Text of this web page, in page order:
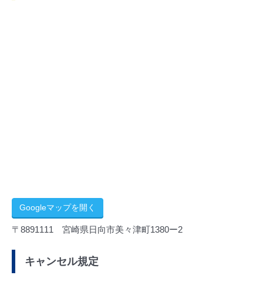
Googleマップを開く
〒8891111 宮崎県日向市美々津町1380ー2
キャンセル規定